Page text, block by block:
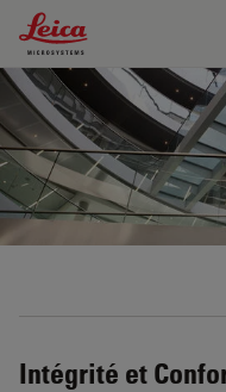
Leica Microsystems
Intégrité et